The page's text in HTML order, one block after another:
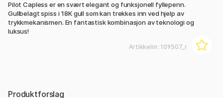
Pilot Capless er en svært elegant og funksjonell fyllepenn.
Gullbelagt spiss i 18K gull som kan trekkes inn ved hjelp av
trykkmekanismen. En fantastisk kombinasjon av teknologi og
luksus!
Artikkelnr: 109507_r
Produktforslag